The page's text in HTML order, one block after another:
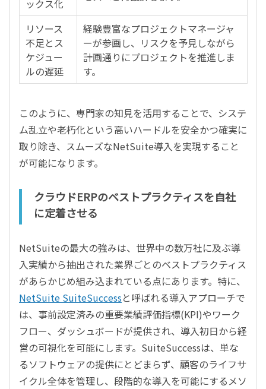
ックス化
リソース
不足とス
ケジュー
ルの遅延
経験豊富なプロジェクトマネージャ
ーが参画し、リスクを予見しながら
計画通りにプロジェクトを推進しま
す。
このように、専門家の知見を活用することで、システ
ム乱立や老朽化という高いハードルを安全かつ確実に
取り除き、スムーズなNetSuite導入を実現すること
が可能になります。
クラウドERPのベストプラクティスを自社
に定着させる
NetSuiteの最大の強みは、世界中の数万社に及ぶ導
入実績から抽出された業界ごとのベストプラクティス
があらかじめ組み込まれている点にあります。特に、
NetSuite SuiteSuccessと呼ばれる導入アプローチで
は、事前設定済みの重要業績評価指標(KPI)やワーク
フロー、ダッシュボードが提供され、導入初日から経
営の可視化を可能にします。SuiteSuccessは、単な
るソフトウェアの提供にとどまらず、顧客のライフサ
イクル全体を管理し、段階的な導入を可能にするメソ